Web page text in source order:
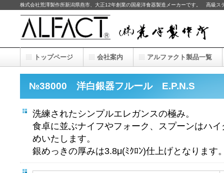
株式会社荒澤製作所新潟県燕市、大正12年創業の国産洋食器製造メーカーです。 高級ス
№38000 洋白銀器フルール E.P.N.S
洗練されたシンプルエレガンスの極み。
食卓に並ぶナイフやフォーク、スプーンはハ
めいたします。
銀めっきの厚みは3.8μ(ﾐｸﾛﾝ)仕上げとなります
トップページ 会社案内 アルファクト製品一覧